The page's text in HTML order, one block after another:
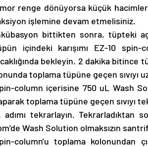
renge dönüyorsa küçük
işlemine devam etmelisiniz.
bittikten sonra, tüpteki
içindeki karışımı EZ-10
bekleyin. 2 dakika
toplama tüpüne geçen sıvıyı
column içerisine 750 uL Wash
toplama tüpüne geçen sıvıyı
adımı tekrarlayın. Tekrarladıktan
Wash Solution olmaksızın
column'u toplama kolonundan